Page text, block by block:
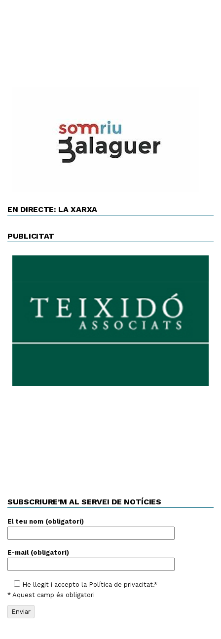
EN DIRECTE: LA XARXA
PUBLICITAT
SUBSCRIURE’M AL SERVEI DE NOTÍCIES
El teu nom (obligatori)
E-mail (obligatori)
He llegit i accepto la Política de privacitat.*
* Aquest camp és obligatori